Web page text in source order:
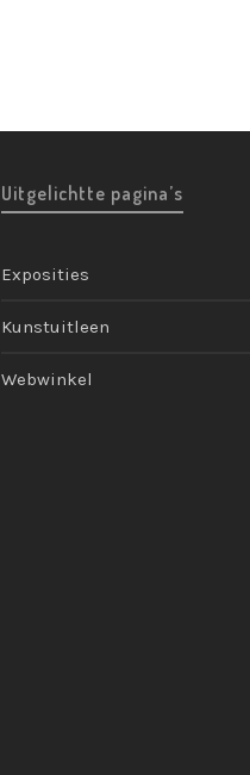
Uitgelichtte pagina’s
Exposities
Kunstuitleen
Webwinkel